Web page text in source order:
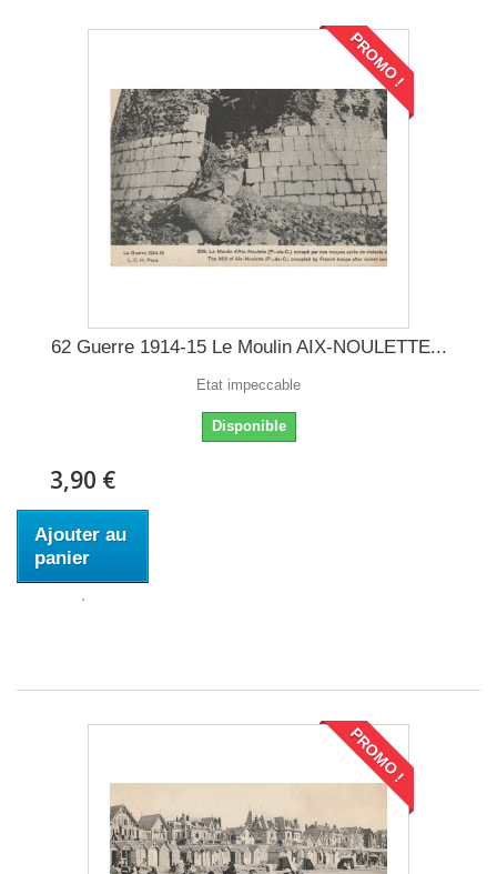
PROMO !
62 Guerre 1914-15 Le Moulin AIX-NOULETTE...
Etat impeccable
Disponible
3,90 €
Ajouter au
panier
PROMO !